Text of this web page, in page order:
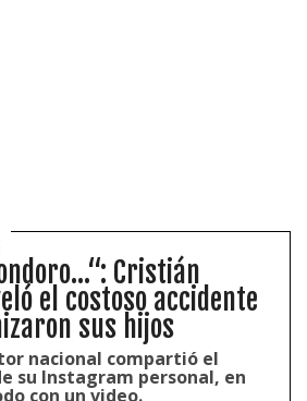
Cristián
el costoso accidente
sus hijos
nacional compartió el
su Instagram personal, en
con un video.